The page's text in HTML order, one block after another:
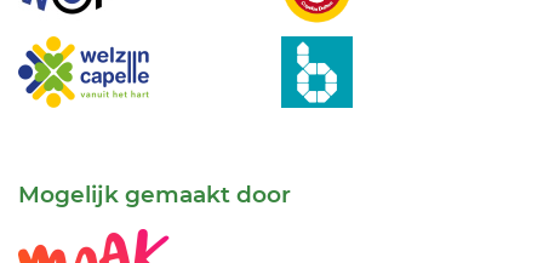
Mogelijk gemaakt door